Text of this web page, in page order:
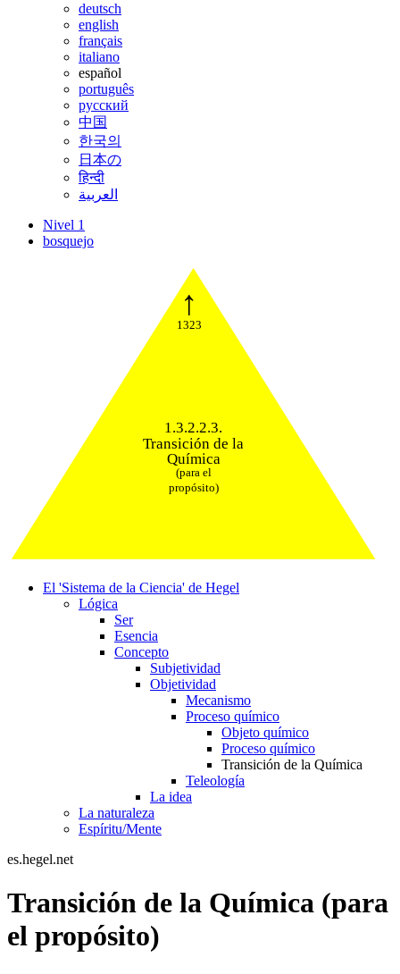
deutsch
english
français
italiano
español
português
русский
中国
한국의
日本の
हिन्दी
العربية
Nivel 1
bosquejo
1.3.2.2.3.
Transición de la
Química
(para el
propósito)
↑
1323
El 'Sistema de la Ciencia' de Hegel
Lógica
Ser
Esencia
Concepto
Subjetividad
Objetividad
Mecanismo
Proceso químico
Objeto químico
Proceso químico
Transición de la Química
Teleología
La idea
La naturaleza
Espíritu/Mente
es.hegel.net
Transición de la Química (para
el propósito)